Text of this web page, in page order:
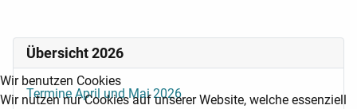
Übersicht 2026
Termine April und Mai 2026
Wir benutzen Cookies
Wir nutzen nur Cookies auf unserer Website, welche essenziell